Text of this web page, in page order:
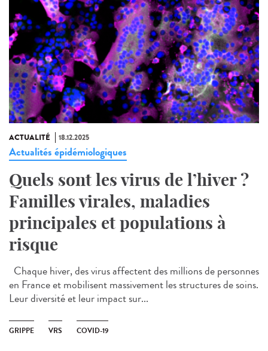
ACTUALITÉ 18.12.2025
Actualités épidémiologiques
Quels sont les virus de l’hiver ?
Familles virales, maladies
principales et populations à
risque
Chaque hiver, des virus affectent des millions de personnes
en France et mobilisent massivement les structures de soins.
Leur diversité et leur impact sur...
GRIPPE VRS COVID-19